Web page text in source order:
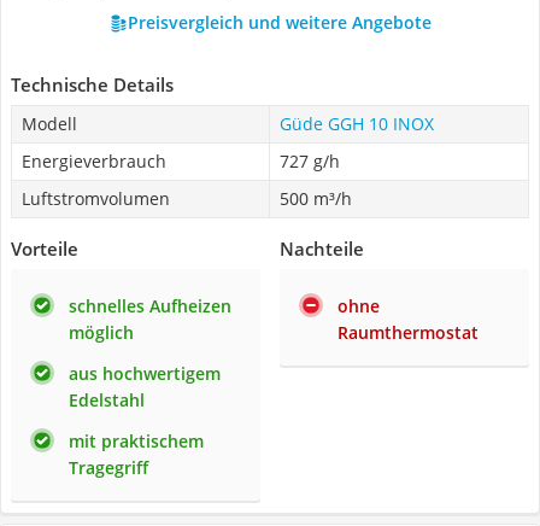
Preisvergleich und weitere Angebote
Technische Details
Modell
Güde GGH 10 INOX
Energieverbrauch
727 g/h
Luftstromvolumen
500 m³/h
Vorteile
schnelles Aufheizen
möglich
aus hochwertigem
Edelstahl
mit praktischem
Tragegriff
Nachteile
ohne
Raumthermostat